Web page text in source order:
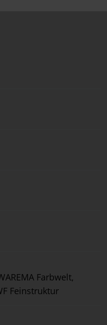
Farbwelt,
Feinstruktur